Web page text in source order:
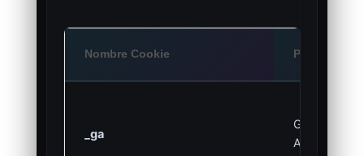
Nombre Cookie Proveedor
_ga
Google
Analytics